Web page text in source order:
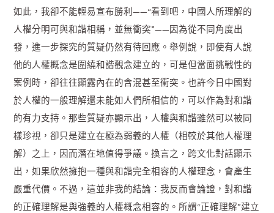
如此，我卻不能輕易宣布勝利——“看到吧，中國人所理解的
人權分明可與和諧相稱，並無衝突”——因為從不同角度出
發，進一步探究的質疑仍然有待回應。舉例說，即使有人說
他的人權概念是圍繞和諧觀念建立的，可是但當面挑戰性的
案例時，卻往往顯露內在的含混甚至衝突。也許今日中國對
於人權的一般理解還未能如人們所相信的，可以作為對和諧
的有力支持。那些質疑亦顯示出，人權與和諧雖然可以被同
樣珍視，卻只是建立在極為弱義的人權（相較於其他人權理
解）之上，因而潛在地值得爭議。換言之，跨文化對話顯示
出，如果欣然擁抱一種與和諧完全相容的人權理念，會產生
嚴重代價。不過，這並非我的結論：我反而會論證，對和諧
的正確理解是與強義的人權概念相容的。所謂“正確理解”建立